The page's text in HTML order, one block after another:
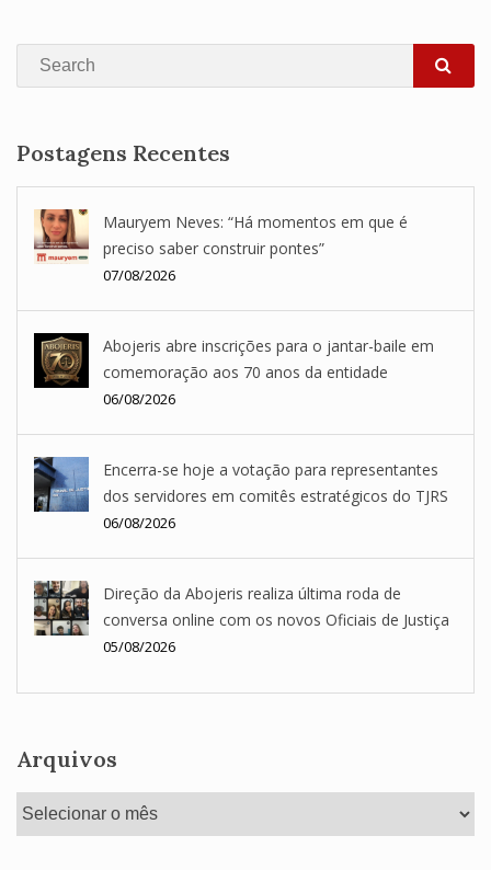
Search
Postagens Recentes
Mauryem Neves: “Há momentos em que é
preciso saber construir pontes”
07/08/2026
Abojeris abre inscrições para o jantar-baile em
comemoração aos 70 anos da entidade
06/08/2026
Encerra-se hoje a votação para representantes
dos servidores em comitês estratégicos do TJRS
06/08/2026
Direção da Abojeris realiza última roda de
conversa online com os novos Oficiais de Justiça
05/08/2026
Arquivos
Arquivos